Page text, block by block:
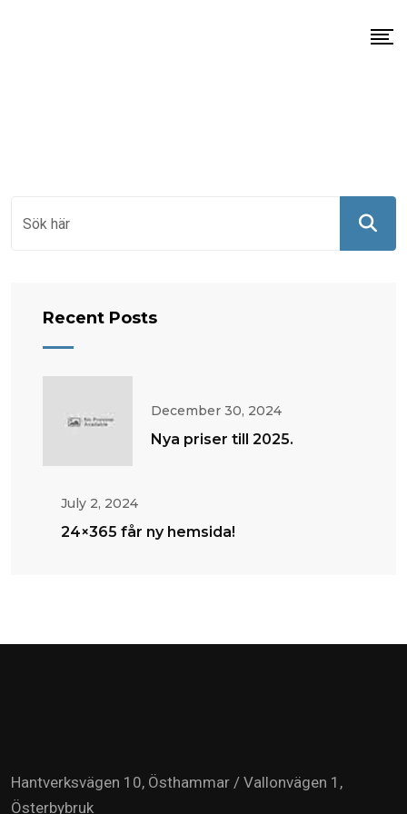
Recent Posts
December 30, 2024
Nya priser till 2025.
July 2, 2024
24×365 får ny hemsida!
Hantverksvägen 10, Östhammar / Vallonvägen 1,
Österbybruk